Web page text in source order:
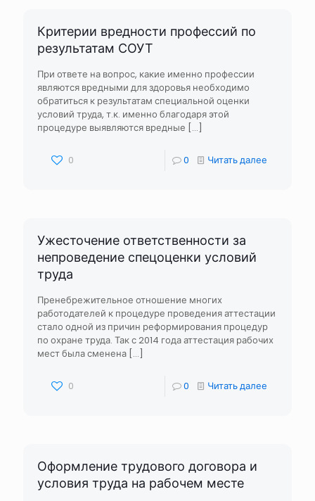
Критерии вредности профессий по
результатам СОУТ
При ответе на вопрос, какие именно профессии
являются вредными для здоровья необходимо
обратиться к результатам специальной оценки
условий труда, т.к. именно благодаря этой
процедуре выявляются вредные […]
0 0 Читать далее
Ужесточение ответственности за
непроведение спецоценки условий
труда
Пренебрежительное отношение многих
работодателей к процедуре проведения аттестации
стало одной из причин реформирования процедур
по охране труда. Так с 2014 года аттестация рабочих
мест была сменена […]
0 0 Читать далее
Оформление трудового договора и
условия труда на рабочем месте